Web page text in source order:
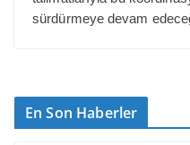
sürdürmeye devam
En Son Haberler